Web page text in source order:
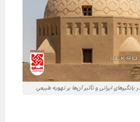
بادگیرهای ایرانی و تأثیر آن‌ها بر تهویه طبیعی